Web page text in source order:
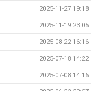
2025-11-27 19:18
2025-11-19 23:05
2025-08-22 16:16
2025-07-18 14:22
2025-07-08 14:16